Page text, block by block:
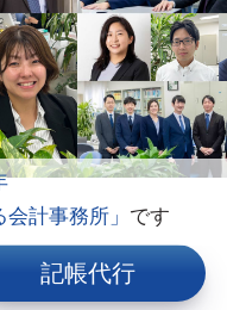
計事務所」 です
記帳代行